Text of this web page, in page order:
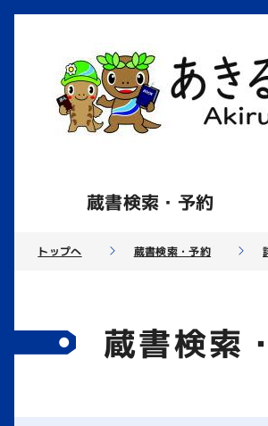
蔵書検索・予約
トップへ 蔵書検索・予約
蔵書検索